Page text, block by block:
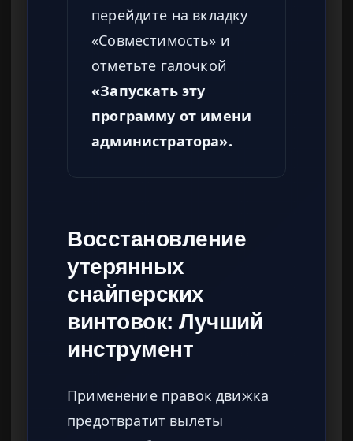
перейдите на вкладку
«Совместимость» и
отметьте галочкой
«Запускать эту
программу от имени
администратора».
Восстановление
утерянных
снайперских
винтовок: Лучший
инструмент
Применение правок движка
предотвратит вылеты